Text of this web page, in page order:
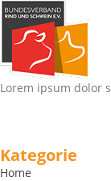
Lorem ipsum dolor
Kategorie
Home